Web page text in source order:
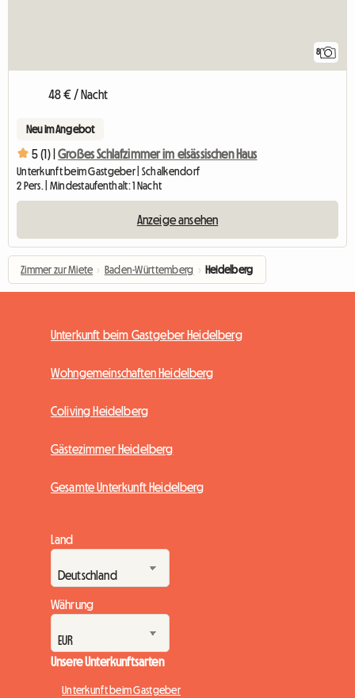
8
48 € / Nacht
Neu im Angebot
5 (1) | Großes Schlafzimmer im elsässischen Haus
Unterkunft beim Gastgeber | Schalkendorf
2 Pers. | Mindestaufenthalt: 1 Nacht
Anzeige ansehen
Zimmer zur Miete › Baden-Württemberg › Heidelberg
Unterkunft beim Gastgeber Heidelberg
Wohngemeinschaften Heidelberg
Coliving Heidelberg
Gästezimmer Heidelberg
Gesamte Unterkunft Heidelberg
Land
Währung
Unsere Unterkunftsarten
Unterkunft beim Gastgeber